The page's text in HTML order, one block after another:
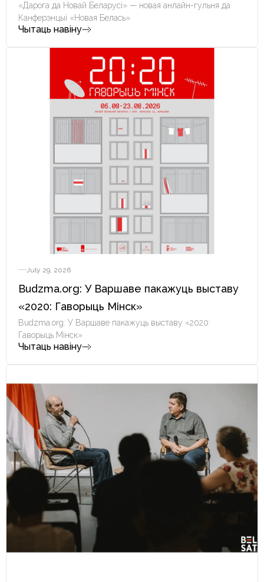
Белась»
«Дарога да Новай Беларусі» — новая анлайн-гульня да
Канферэнцыі «Новая Белась»
Чытаць навіну
July 29, 2026
Budzma.org: У Варшаве пакажуць выставу
«2020: Гаворыць Мінск»
Budzma.org: У Варшаве пакажуць выставу «2020:
Гаворыць Мінск»
Чытаць навіну